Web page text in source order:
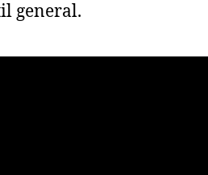
general.